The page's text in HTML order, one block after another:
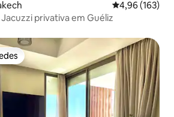
4,96 de uma
4,96 (163)
privativa em Guéliz